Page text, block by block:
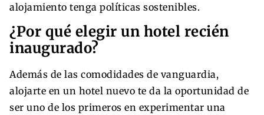
alojamiento tenga políticas sostenibles.
¿Por qué elegir un hotel recién
inaugurado?
Además de las comodidades de vanguardia,
alojarte en un hotel nuevo te da la oportunidad de
ser uno de los primeros en experimentar una